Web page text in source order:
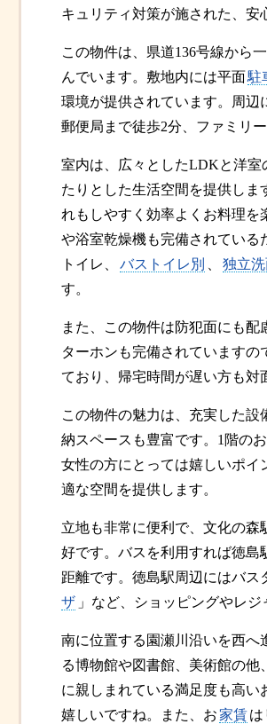
キュリティ対策が施された、安
この物件は、県道136号線から
んでいます。敷地内には平面駐
環境が提供されています。周辺
郵便局まで徒歩2分、ファミリ
室内は、広々としたLDKと洋室
たりとした生活空間を提供しま
れもしやすく効率よくお料理を
や浴室乾燥機も完備されている
トイレ、
バストイレ別 独立洗
す。
また、この物件は防犯面にも
ターホンも完備されていますの
ており、帰宅時間が遅い方も対
この物件の魅力は、充実した設
納スペースも豊富です。1階の
女性の方にとっては嬉しいポイ
適な空間を提供します。
立地も非常に便利で、文化の森
好です。バスを利用すれば徳島
距離です。徳島駅周辺にはバス
ザ 」など、ショッピングやレ
南に位置する園瀬川沿いを西へ
る博物館や図書館、美術館の
に親しまれている満足度も高い
嬉しいですね。また、お家賃は